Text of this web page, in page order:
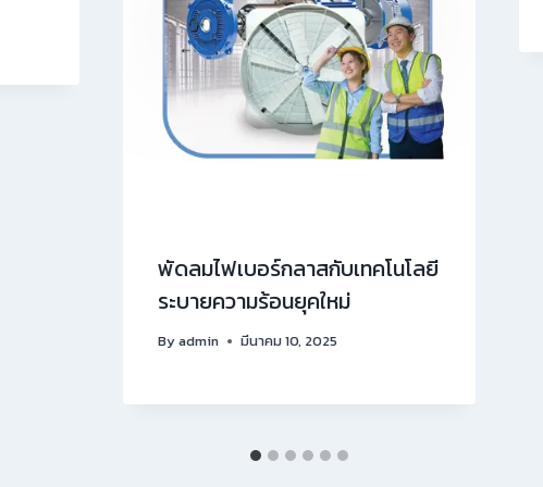
พัดลมไฟเบอร์กลาสกับเทคโนโลยี
ระบายความร้อนยุคใหม่
Byadmin มีนาคม 10, 2025